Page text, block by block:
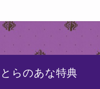
とらのあな特典